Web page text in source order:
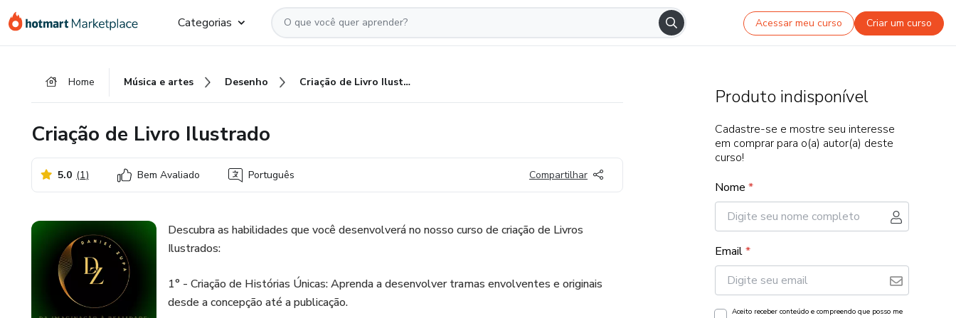
para
para
para
Categorias Acessar meu curso Criar um curso
Home Música e artes Desenho Criação de Livro Ilustrado
Criação de Livro Ilustrado
5.0 (1) Bem Avaliado Português Compartilhar
Descubra as habilidades que você desenvolverá no nosso curso de criação de Livros
Ilustrados:
1° - Criação de Histórias Únicas: Aprenda a desenvolver tramas envolventes e originais
desde a concepção até a publicação.
Produto indisponível
Cadastre-se e mostre seu interesse
em comprar para o(a) autor(a) deste
curso!
Nome *
Email*
Aceito receber conteúdo e compreendo que posso me